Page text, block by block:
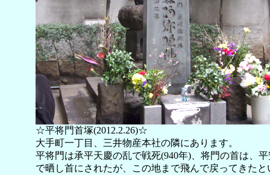
☆平将門首塚(2012.2.26)☆
大手町一丁目、三井物産本社の隣にあります。
平将門は承平天慶の乱で戦死(940年)、将門の首は、
で晒し首にされたが、この地まで飛んで戻ってきたと